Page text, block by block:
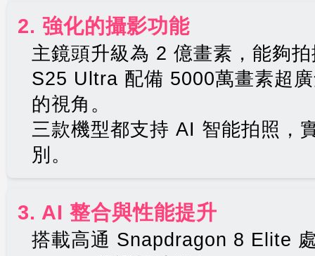
2. 強化的攝影功能
主鏡頭升級為 2 億畫素，能夠
S25 Ultra 配備 5000萬畫素超
的視角。
三款機型都支持 AI 智能拍照，
別。
3. AI 整合與性能提升
搭載高通 Snapdragon 8 Elite